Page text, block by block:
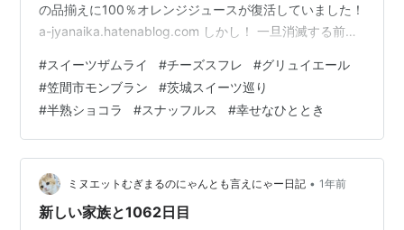
の品揃えに100％オレンジジュースが復活していました！
a-jyanaika.hatenablog.com しかし！ 一旦消滅する前は
て復活していました（同じ商品）(;´･ω･) それでもまあ･･
400円がしする商品やスーパーからしたらリーズナブル
なので･･頻度は減りましたがちょいちょい復活買いして
いるうめじろうです しかし朝の起き掛けに飲む100％オ
レンジジュースは･･美味しいですね…
#スイーツザムライ #チーズスフレ #グリュイエール
#笠間市モンブラン #茨城スイーツ巡り
#半熟ショコラ #スナッフルス #幸せなひととき
ミヌエットむぎまるのにゃんとも言えにゃー日記 • 1年前
新しい家族と1062日目